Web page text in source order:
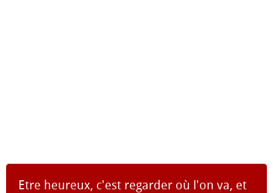
Etre heureux, c'est regarder où l'on va, et